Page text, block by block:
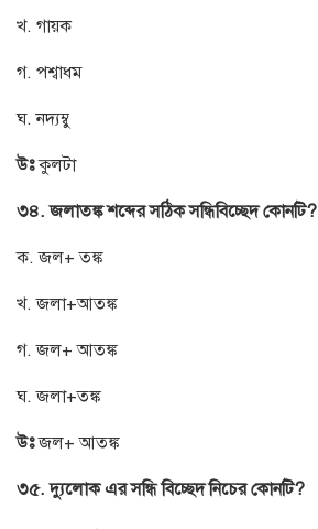
খ. গায়ক
গ. পশ্বাধম
ঘ. নদ্যম্বু
উঃকুলটা
৩৪. জলাতঙ্ক শব্দের সঠিক সন্ধিবিচ্ছেদ কোনটি?
ক. জল+ তঙ্ক
খ. জলা+আতঙ্ক
গ. জল+ আতঙ্ক
ঘ. জলা+তঙ্ক
উঃজল+ আতঙ্ক
৩৫. দ্যুলোক এর সন্ধি বিচ্ছেদ নিচের কোনটি?